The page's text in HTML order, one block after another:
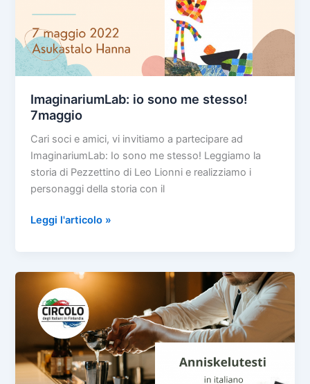
ImaginariumLab: io sono me stesso!
7maggio
Cari soci e amici, vi invitiamo a partecipare ad
ImaginariumLab: Io sono me stesso! Leggiamo la
storia di Pezzettino di Leo Lionni e realizziamo i
personaggi della storia con il
ImaginariumLab:
me
stesso!
7maggio
Leggi l'articolo »